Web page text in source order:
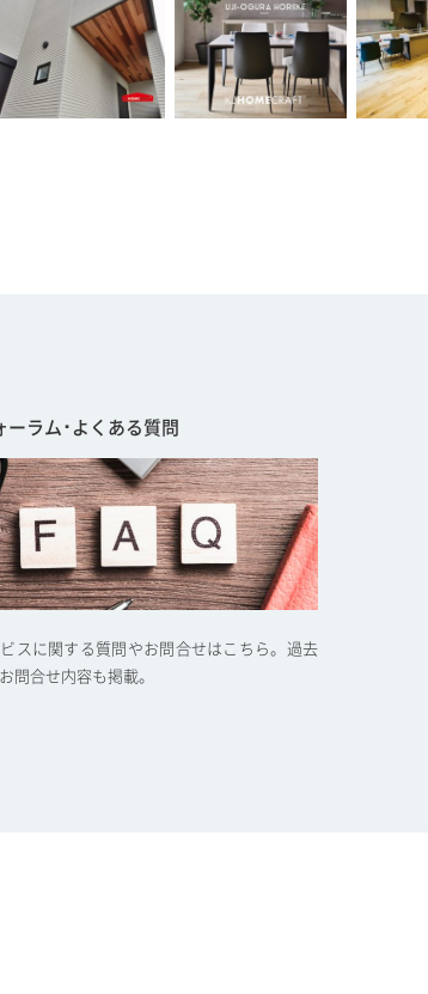
ーラム･よくある質問
スに関する質問やお問合せはこちら。過去
問合せ内容も掲載。